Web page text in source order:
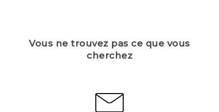
Vous ne trouvez pas ce que vous
cherchez